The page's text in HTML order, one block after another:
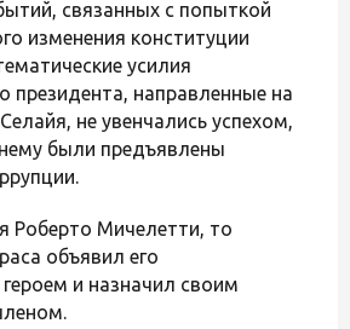
связанных с попыткой
изменения конституции
усилия
президента, направленные на
не увенчались успехом,
были предъявлены
Роберто Мичелетти, то
объявил его
и назначил своим